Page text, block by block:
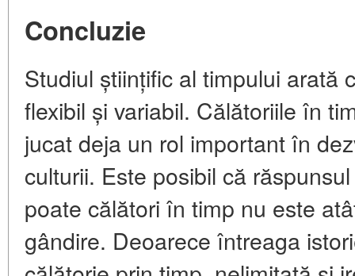
Concluzie
Studiul științific al timpului arată
flexibil și variabil. Călătoriile în
jucat deja un rol important în
culturii. Este posibil că
poate călători în timp nu este
gândire. Deoarece întreaga